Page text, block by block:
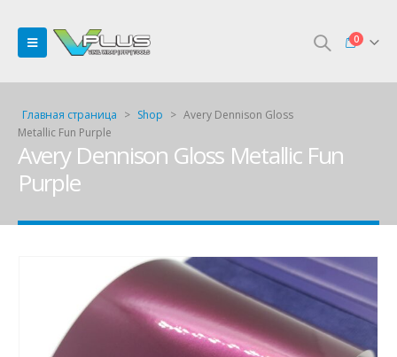
0
Главная страница > Shop > Avery Dennison Gloss
Metallic Fun Purple
Avery Dennison Gloss Metallic Fun
Purple